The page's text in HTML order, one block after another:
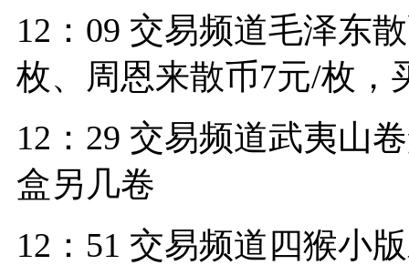
12：09 交易频道毛泽东
枚、周恩来散币7元/枚，
12：29 交易频道武夷山
盒另几卷
12：51 交易频道四猴小